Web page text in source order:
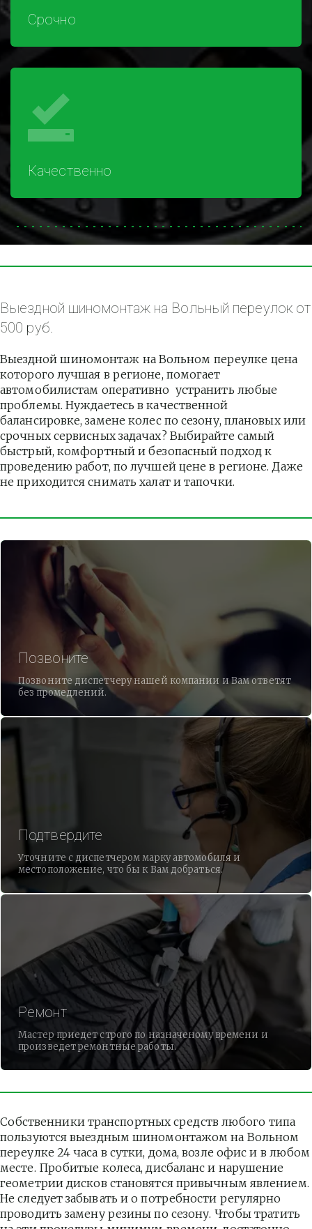
Срочно
Качественно
Выездной шиномонтаж на Вольный переулок от
500 руб.
Выездной шиномонтаж на Вольном переулке цена
которого лучшая в регионе, помогает
автомобилистам оперативно  устранить любые
проблемы. Нуждаетесь в качественной
балансировке, замене колес по сезону, плановых или
срочных сервисных задачах? Выбирайте самый
быстрый, комфортный и безопасный подход к
проведению работ, по лучшей цене в регионе. Даже
не приходится снимать халат и тапочки.
Позвоните
Позвоните диспетчеру нашей компании и Вам ответят
без промедлений.
Подтвердите
Уточните с диспетчером марку автомобиля и
местоположение, что бы к Вам добраться.
Ремонт
Мастер приедет строго по назначеному времени и
произведет ремонтные работы.
Собственники транспортных средств любого типа
пользуются выездным шиномонтажом на Вольном
переулке 24 часа в сутки, дома, возле офис и в любом
месте. Пробитые колеса, дисбаланс и нарушение
геометрии дисков становятся привычным явлением.
Не следует забывать и о потребности регулярно
проводить замену резины по сезону. Чтобы тратить